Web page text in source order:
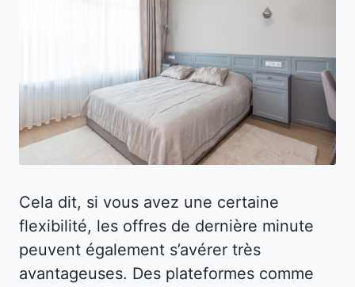
Cela dit, si vous avez une certaine
flexibilité, les offres de dernière minute
peuvent également s’avérer très
avantageuses. Des plateformes comme